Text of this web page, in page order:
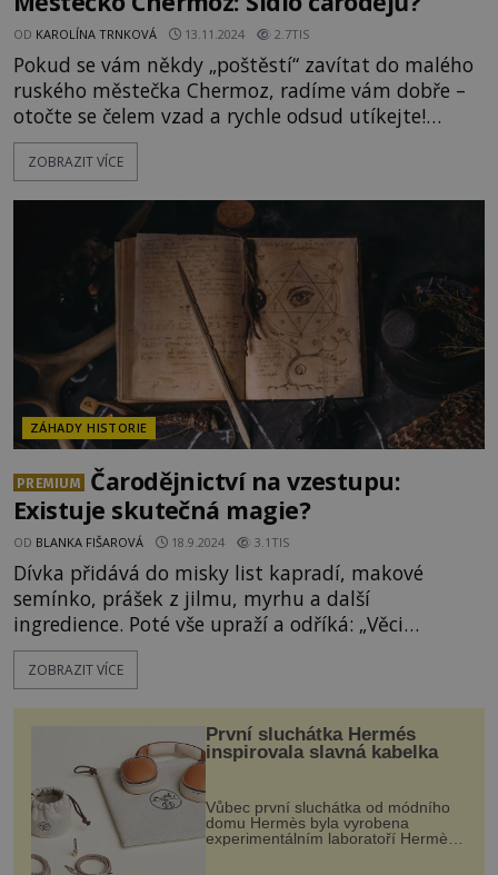
OD KAROLÍNA TRNKOVÁ 13.11.2024 2.7TIS
Pokud se vám někdy „poštěstí“ zavítat do malého
ruského městečka Chermoz, radíme vám dobře –
otočte se čelem vzad a rychle odsud utíkejte!
Místní se zde týden co týden setkávají s různými
podivnými úkazy, které zdravý rozum zkrátka
v Permském kraji na
ZOBRAZIT VÍCE
ZÁHADY HISTORIE
PREMIUM
Čarodějnictví na vzestupu:
Existuje skutečná magie?
OD BLANKA FIŠAROVÁ 18.9.2024 3.1TIS
Dívka přidává do misky list kapradí, makové
semínko, prášek z jilmu, myrhu a další
ingredience. Poté vše upraží a odříká: „Věci
viditelné a neviditelné nechte mě projít mezi
vámi.“ Domnívá se, že tento postup jí umožní stát
opravdové zaklínadlo? Proč jsou magické rituály
stále populárnější? Přiznat se k p
ZOBRAZIT VÍCE
První sluchátka Hermés
inspirovala slavná kabelka
Vůbec první sluchátka od módního
domu Hermès byla vyrobena
experimentálním laboratoří Hermès